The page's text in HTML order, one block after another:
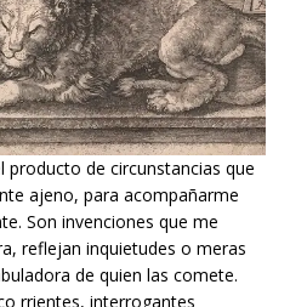
producto de circunstancias que
ajeno, para acompañarme
Son invenciones que me
reflejan inquietudes o meras
de quien las comete.
rrientes, interrogantes